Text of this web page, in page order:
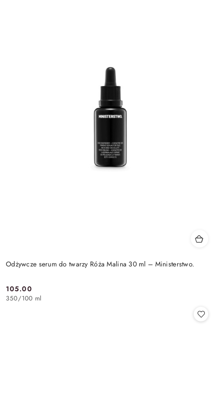
Odżywcze serum do twarzy Róża Malina 30 ml – Ministerstwo.
Cena:
105.00
350/100 ml